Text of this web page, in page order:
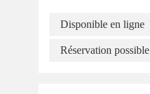
Disponible en ligne
Réservation possible